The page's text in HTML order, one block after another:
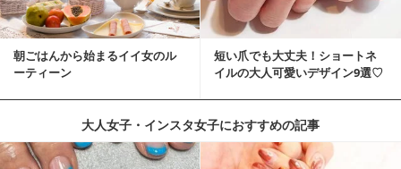
朝ごはんから始まるイイ女のル
ーティーン
短い爪でも大丈夫！ショートネ
イルの大人可愛いデザイン9選♡
大人女子・インスタ女子におすすめの記事